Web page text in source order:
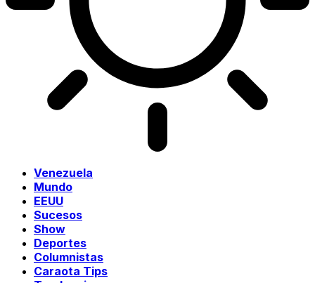
Venezuela
Mundo
EEUU
Sucesos
Show
Deportes
Columnistas
Caraota Tips